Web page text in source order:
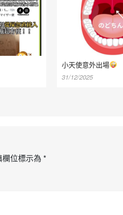
小天使意外出場
31/12/2025
欄位標示為 *